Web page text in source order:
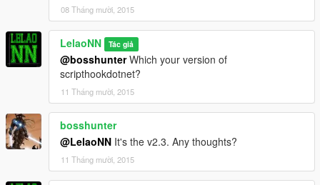
08 Tháng mười, 2015
LelaoNN Tác giả
@bosshunterWhich your version of
scripthookdotnet?
11 Tháng mười, 2015
bosshunter
@LelaoNN It's the v2.3. Any thoughts?
11 Tháng mười, 2015